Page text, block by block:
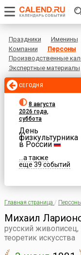
Праздники Именины
Компании
Персоны
Производственные
Экспертные материалы
СЕГОДНЯ
8 августа
2026 года,
суббота
День
физкультурника
в России
...а также
еще 39 событий
Главная страница / Персоны
Михаил
русский живописец,
теоретик искусства